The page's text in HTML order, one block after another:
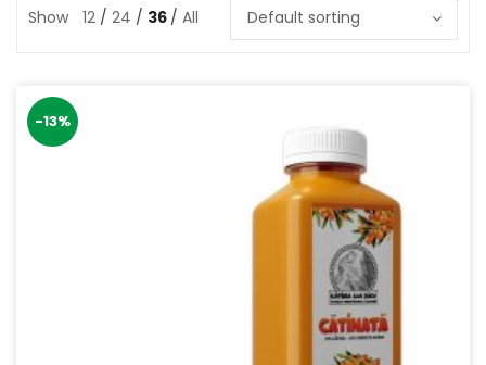
Show 12 24 36 All Default sorting
-13%